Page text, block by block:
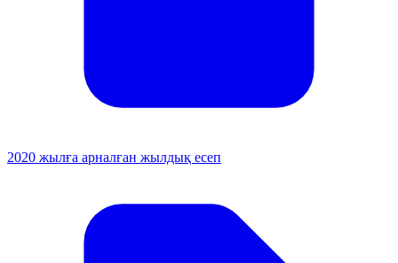
2020 жылға арналған жылдық есеп